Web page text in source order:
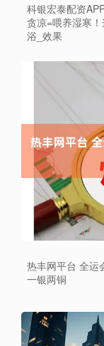
科银宏泰配资
贪凉=喂养湿寒
浴_效果
热丰网平台 全运
一银两铜